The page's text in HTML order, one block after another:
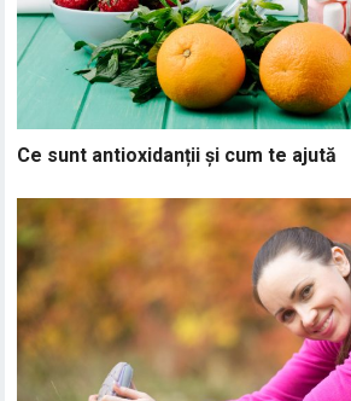
Ce sunt antioxidanții și cum te ajută